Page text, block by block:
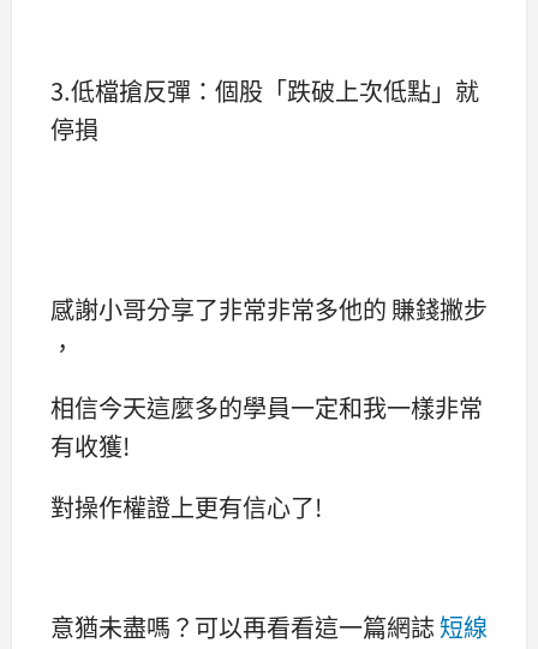
3.低檔搶反彈：個股「跌破上次低點」就
停損
感謝小哥分享了非常非常多他的 賺錢撇步
，
相信今天這麼多的學員一定和我一樣非常
有收獲!
對操作權證上更有信心了!
意猶未盡嗎？可以再看看這一篇網誌短線